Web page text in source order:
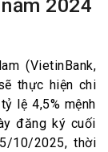
2024
(VietinBank,
thực hiện chi
lệ 4,5% mệnh
đăng ký cuối
10/2025, thời